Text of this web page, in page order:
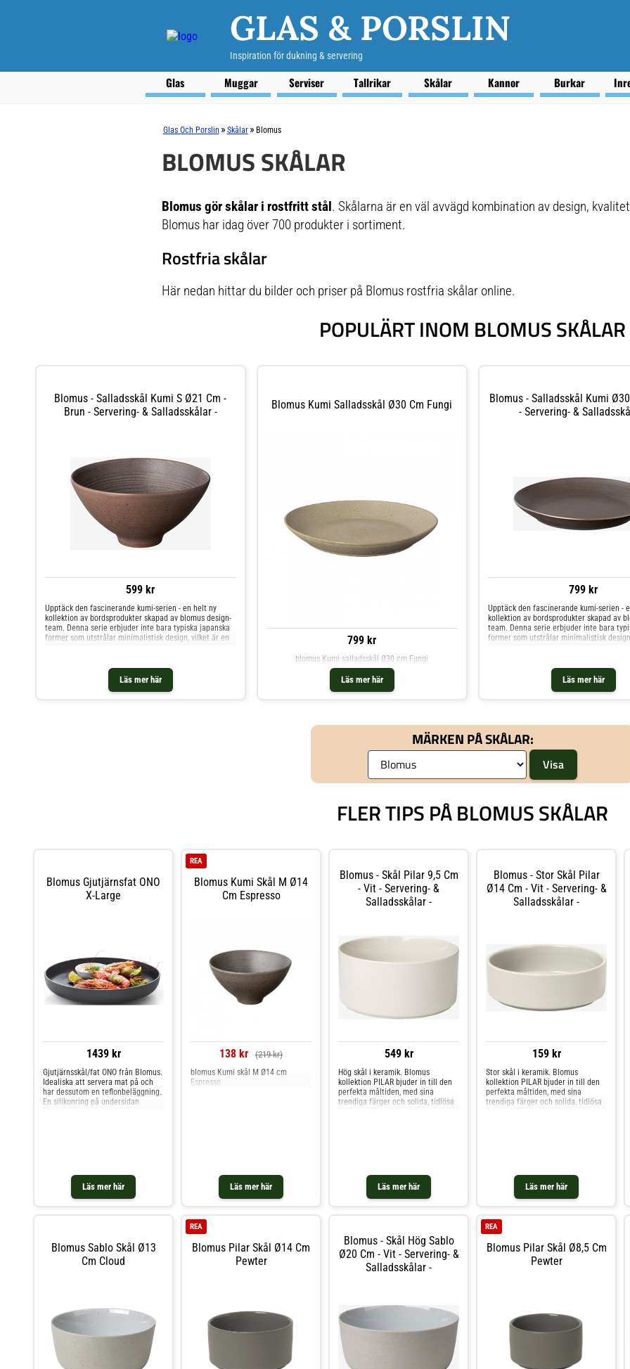
GLAS & PORSLIN
Inspiration för dukning & servering
Glas Muggar Serviser Tallrikar Skålar Kannor Burkar
Glas Och Porslin » Skålar » Blomus
BLOMUS SKÅLAR
Blomus gör skålar i rostfritt stål. Skålarna är en väl avvägd kombination av design,
Blomus har idag över 700 produkter i sortiment.
Rostfria skålar
Här nedan hittar du bilder och priser på Blomus rostfria skålar online.
POPULÄRT INOM BLOMUS SKÅLAR
Blomus - Salladsskål Kumi S Ø21 Cm -
Brun - Servering- & Salladsskålar -
599 kr
Läs mer här
Upptäck den fascinerande kumi-serien - en helt ny
kollektion av bordsprodukter skapad av blomus design-
team. Denna serie erbjuder inte bara typiska japanska
former som utstrålar minimalistisk design, vilket är en
Blomus Kumi Salladsskål Ø30 Cm Fungi
799 kr
Läs mer här
blomus Kumi salladsskål Ø30 cm Fungi
Blomus - Salladsskål Kumi
- Servering- &
799 kr
Läs mer här
Upptäck den fascinerande kumi-serien -
kollektion av bordsprodukter skapad av
team. Denna serie erbjuder inte bara
former som utstrålar minimalistisk
MÄRKEN PÅ SKÅLAR:
FLER TIPS PÅ BLOMUS SKÅLAR
Blomus Gjutjärnsfat ONO
X-Large
1439 kr
Läs mer här
Gjutjärnsskål/fat ONO från Blomus.
Idealiska att servera mat på och
har dessutom en teflonbeläggning.
En silikonring på undersidan
Blomus Kumi Skål M Ø14
Cm Espresso
REA
138 kr (219 kr)
Läs mer här
blomus Kumi skål M Ø14 cm
Espresso
Blomus - Skål Pilar 9,5 Cm
- Vit - Servering- &
Salladsskålar -
549 kr
Läs mer här
Hög skål i keramik. Blomus
kollektion PILAR bjuder in till den
perfekta måltiden, med sina
trendiga färger och solida, tidlösa
Blomus - Stor Skål Pilar
Ø14 Cm - Vit - Servering- &
Salladsskålar -
159 kr
Läs mer här
Stor skål i keramik. Blomus
kollektion PILAR bjuder in till den
perfekta måltiden, med sina
trendiga färger och solida, tidlösa
Blomus Sablo Skål Ø13
Cm Cloud
Blomus Pilar Skål Ø14 Cm
Pewter
REA
Blomus - Skål Hög Sablo
Ø20 Cm - Vit - Servering- &
Salladsskålar -
Blomus Pilar Skål Ø8,5 Cm
Pewter
REA